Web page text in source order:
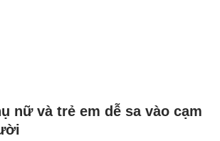
nữ và trẻ em dễ sa vào cạm